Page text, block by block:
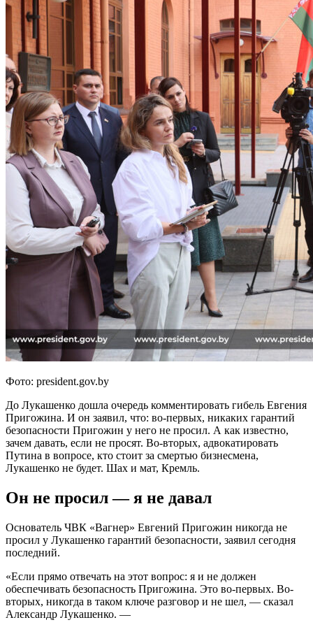
Фото: president.gov.by
До Лукашенко дошла очередь комментировать гибель Евгения
Пригожина. И он заявил, что: во-первых, никаких гарантий
безопасности Пригожин у него не просил. А как известно,
зачем давать, если не просят. Во-вторых, адвокатировать
Путина в вопросе, кто стоит за смертью бизнесмена,
Лукашенко не будет. Шах и мат, Кремль.
Он не просил — я не давал
Основатель ЧВК «Вагнер» Евгений Пригожин никогда не
просил у Лукашенко гарантий безопасности, заявил сегодня
последний.
«Если прямо отвечать на этот вопрос: я и не должен
обеспечивать безопасность Пригожина. Это во-первых. Во-
вторых, никогда в таком ключе разговор и не шел, — сказал
Александр Лукашенко. —